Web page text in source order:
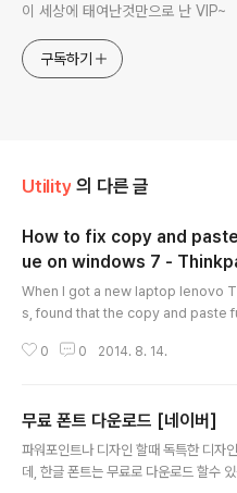
이 세상에 태여난것만으로 난 VIP~
구독하기
Utility 의 다른 글
How to fix copy and
ue on windows 7 -
When I got a new laptop lenovo
s, found that the copy and paste
tes, but no luck. Finally, I got
sue: Copay and Paste function is
rmally. 1. Click Start->
k “cmd” and run..
0 0 2014. 8. 14.
무료 폰트 다운로드 [네이버]
파워포인트나 디자인 할때 독특한 디자
데, 한글 폰트는 무료로 다운로드 할수